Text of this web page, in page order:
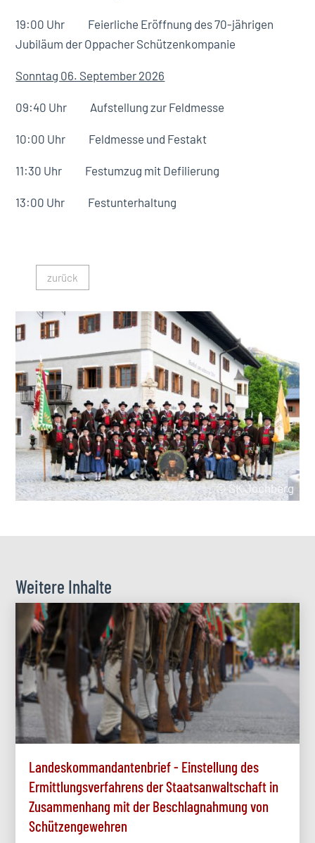
19:00 Uhr Feierliche Eröffnung des 70-jährigen
Jubiläum der Oppacher Schützenkompanie
Sonntag 06. September 2026
09:40 Uhr Aufstellung zur Feldmesse
10:00 Uhr Feldmesse und Festakt
11:30 Uhr Festumzug mit Defilierung
13:00 Uhr Festunterhaltung
zurück
© SK Jochberg
Weitere Inhalte
Landeskommandantenbrief - Einstellung des
Ermittlungsverfahrens der Staatsanwaltschaft in
Zusammenhang mit der Beschlagnahmung von
Schützengewehren